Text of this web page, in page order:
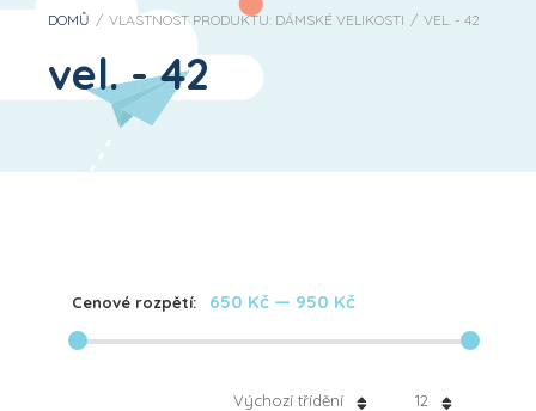
DOMŮ / VLASTNOST PRODUKTU: DÁMSKÉ VELIKOSTI / VEL. - 42
vel. - 42
Cenové rozpětí: 650 Kč — 950 Kč
12
Výchozí třídění